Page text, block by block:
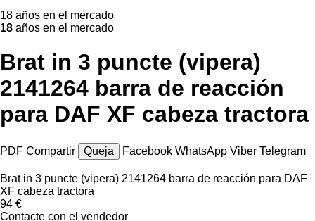
18 años en el mercado
18 años en el mercado
Brat in 3 puncte (vipera)
2141264 barra de reacción
para DAF XF cabeza tractora
PDF Compartir Queja Facebook WhatsApp Viber Telegram
Brat in 3 puncte (vipera) 2141264 barra de reacción para DAF
XF cabeza tractora
94 €
Contacte con el vendedor